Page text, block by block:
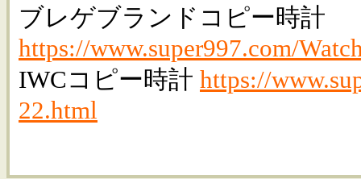
ブレゲブランドコピー時計
https://www.super997.com/
IWCコピー時計 https://
22.html